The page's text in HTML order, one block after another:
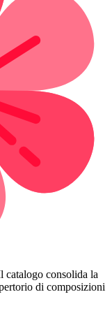
catalogo consolida la
di composizioni